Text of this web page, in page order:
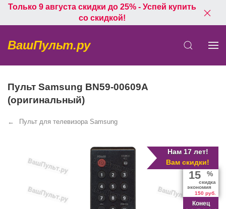
Только 9 августа скидки до 25% - Успей купить
со скидкой!
ВашПульт.ру
Пульт Samsung BN59-00609A
(оригинальный)
Пульт для телевизора Samsung
Нам 17 лет!
Вам скидки!
Конец
15 %
скидка
экономия
150 руб.